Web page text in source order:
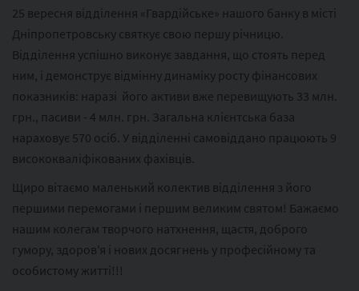
25 вересня відділення «Гвардійське» нашого банку в місті
Дніпропетровську святкує свою першу річницю.
Відділення успішно виконує завдання, що стоять перед
ним, і демонструє відмінну динаміку росту фінансових
показників: наразі його активи вже перевищують 33 млн.
грн., пасиви - 4 млн. грн. Загальна клієнтська база
нараховує 570 осіб. У відділенні самовіддано працюють 9
висококваліфікованих фахівців.
Щиро вітаємо маленький колектив відділення з його
першими перемогами і першим великим святом! Бажаємо
нашим колегам творчого натхнення, щастя, доброго
гумору, здоров'я і нових досягнень у професійному та
особистому житті!!!